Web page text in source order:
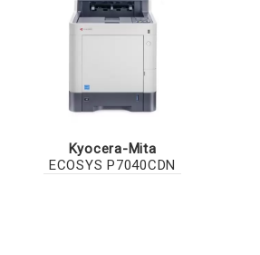
Kyocera-Mita
ECOSYS P7040CDN